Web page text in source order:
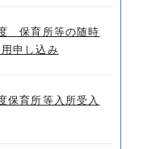
保育所等の随時
申し込み
保育所等入所受入